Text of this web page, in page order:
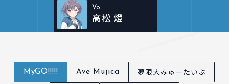
Vo.
高松 燈
MyGO!!!!! Ave Mujica 夢限大みゅーたいぷ